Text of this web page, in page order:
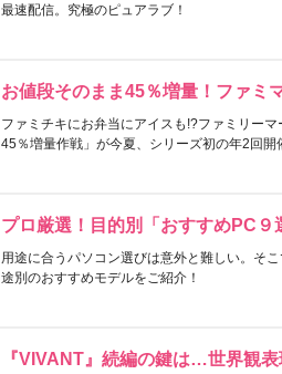
最速配信。究極のピュアラブ！
お値段そのまま45％増量！ファミ
ファミチキにお弁当にアイスも!?ファミリー
45％増量作戦」が今夏、シリーズ初の年2回開
プロ厳選！目的別「おすすめPC９
用途に合うパソコン選びは意外と難しい。そ
途別のおすすめモデルをご紹介！
『VIVANT』続編の鍵は…世界観